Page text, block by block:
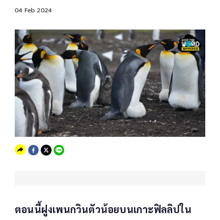
04 Feb 2024
ตอนนี้ฝูงเพนกวินตัวน้อยบนเกาะฟิลลิปใน